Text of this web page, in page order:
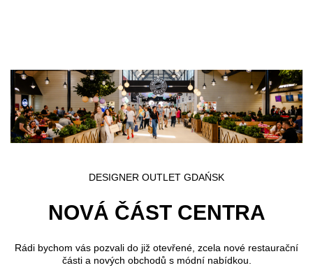
DESIGNER OUTLET GDAŃSK
NOVÁ ČÁST CENTRA
Rádi bychom vás pozvali do již otevřené, zcela nové restaurační
části a nových obchodů s módní nabídkou.